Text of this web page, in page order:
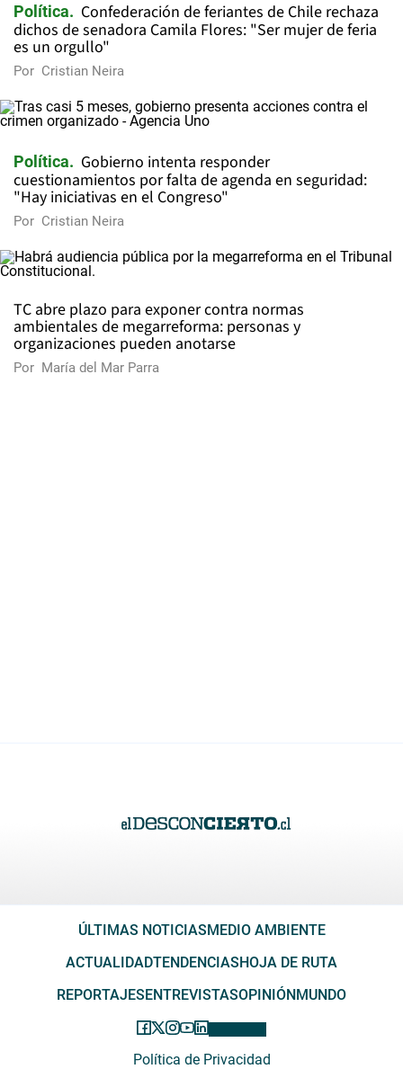
Política
Confederación de feriantes de Chile rechaza
dichos de senadora Camila Flores: "Ser mujer de feria
es un orgullo"
Por Cristian Neira
Política
Gobierno intenta responder
cuestionamientos por falta de agenda en seguridad:
"Hay iniciativas en el Congreso"
Por Cristian Neira
TC abre plazo para exponer contra normas
ambientales de megarreforma: personas y
organizaciones pueden anotarse
Por María del Mar Parra
ÚLTIMAS NOTICIASMEDIO AMBIENTE
ACTUALIDADTENDENCIASHOJA DE RUTA
REPORTAJESENTREVISTASOPINIÓNMUNDO
Política de Privacidad